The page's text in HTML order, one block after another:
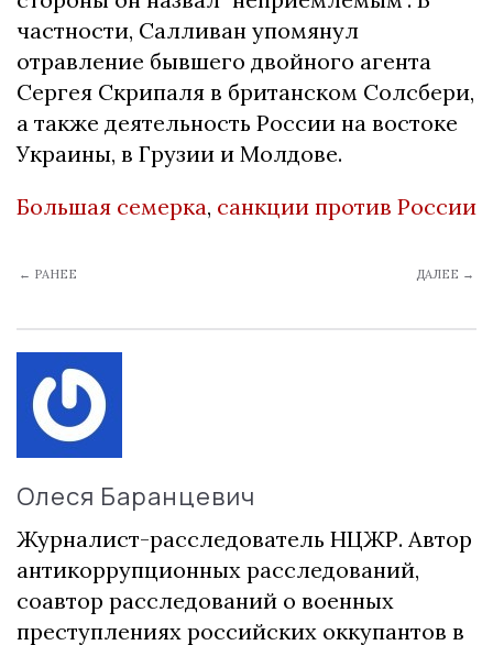
частности, Салливан упомянул
отравление бывшего двойного агента
Сергея Скрипаля в британском Солсбери,
а также деятельность России на востоке
Украины, в Грузии и Молдове.
Большая семерка, санкции против России
← РАНЕЕ ДАЛЕЕ →
Олеся Баранцевич
Журналист-расследователь НЦЖР. Автор
антикоррупционных расследований,
соавтор расследований о военных
преступлениях российских оккупантов в